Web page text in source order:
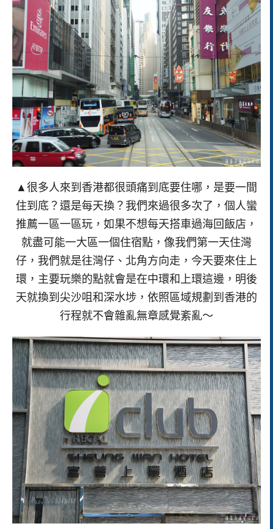
▲很多人來到香港都很頭痛到底要住哪，是要一間
住到底？還是每天換？我們來過很多次了，個人蠻
推薦一區一區玩，如果不想每天搭車過海回飯店，
就盡可能一大區一個住宿點，像我們第一天住灣
仔，我們就是往灣仔、北角方向走，今天要來住上
環，主要玩樂的點就會是在中環和上環這邊，明後
天就換到尖沙咀和深水埗，依照區域規劃到香港的
行程就不會雜亂無章感覺紊亂～